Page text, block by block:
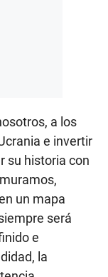
a los
e invertir
su historia con
un mapa
será
e
la